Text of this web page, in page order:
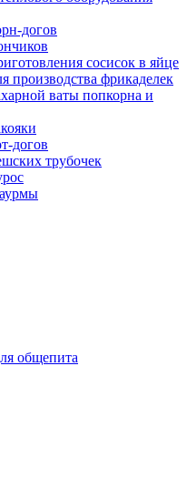
догов
сосисок в яйце
производства фрикаделек
ваты попкорна и
догов
трубочек
общепита